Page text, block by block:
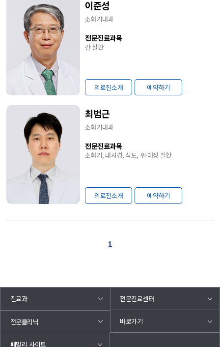
이준성
소화기내과
전문진료과목
간 질환
의료진소개 예약하기
최범근
소화기내과
전문진료과목
소화기, 내시경, 식도, 위·대장 질환
의료진소개 예약하기
1
진료과 전문진료센터
전문클리닉 바로가기
패밀리 사이트